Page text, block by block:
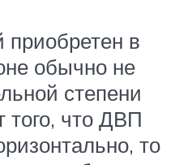
приобретен в
обычно не
степени
того, что ДВП
то